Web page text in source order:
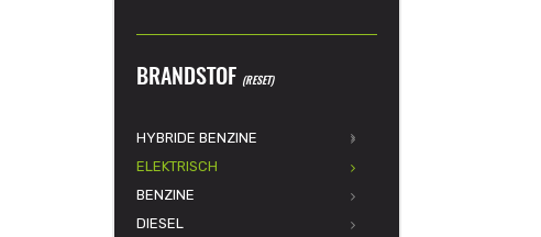
BRANDSTOF (RESET)
HYBRIDE BENZINE
ELEKTRISCH
BENZINE
DIESEL